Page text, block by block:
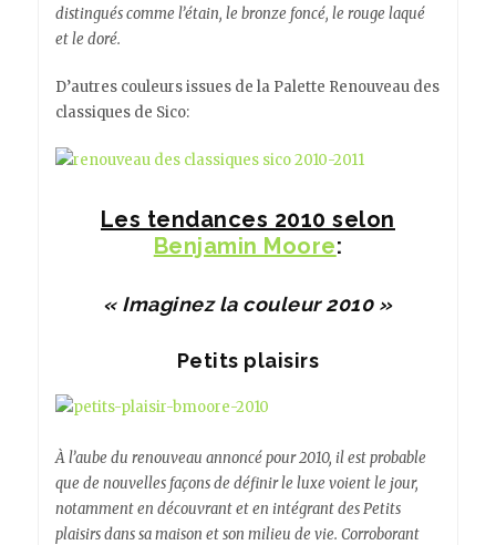
distingués comme l’étain, le bronze foncé, le rouge laqué
et le doré.
D’autres couleurs issues de la Palette Renouveau des
classiques de Sico:
Les tendances 2010 selon
Benjamin Moore:
« Imaginez la couleur 2010 »
Petits plaisirs
À l’aube du renouveau annoncé pour 2010, il est probable
que de nouvelles façons de définir le luxe voient le jour,
notamment en découvrant et en intégrant des Petits
plaisirs dans sa maison et son milieu de vie. Corroborant